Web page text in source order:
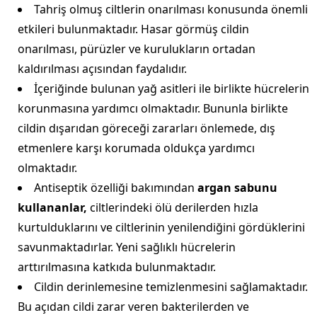
Tahriş olmuş ciltlerin onarılması konusunda önemli
etkileri bulunmaktadır. Hasar görmüş cildin
onarılması, pürüzler ve kurulukların ortadan
kaldırılması açısından faydalıdır.
İçeriğinde bulunan yağ asitleri ile birlikte hücrelerin
korunmasına yardımcı olmaktadır. Bununla birlikte
cildin dışarıdan göreceği zararları önlemede, dış
etmenlere karşı korumada oldukça yardımcı
olmaktadır.
Antiseptik özelliği bakımından argan sabunu
kullananlar, ciltlerindeki ölü derilerden hızla
kurtulduklarını ve ciltlerinin yenilendiğini gördüklerini
savunmaktadırlar. Yeni sağlıklı hücrelerin
arttırılmasına katkıda bulunmaktadır.
Cildin derinlemesine temizlenmesini sağlamaktadır.
Bu açıdan cildi zarar veren bakterilerden ve